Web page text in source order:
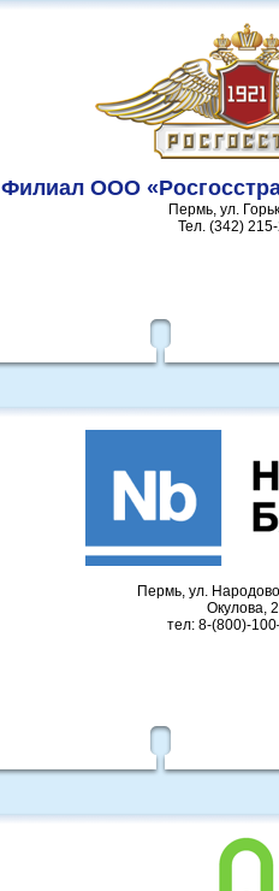
Филиал ООО
Пермь, ул.
Тел. (342)
Пермь, ул.
Окулова,
тел: 8-(800)-